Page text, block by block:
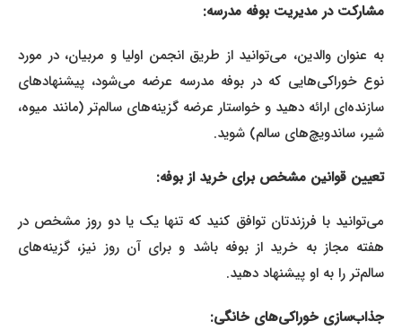
مشارکت در مدیریت بوفه مدرسه:
به عنوان والدین، می‌توانید از طریق انجمن اولیا و مربیان، در مورد
نوع خوراکی‌هایی که در بوفه مدرسه عرضه می‌شود، پیشنهادهای
سازنده‌ای ارائه دهید و خواستار عرضه گزینه‌های سالم‌تر (مانند میوه،
شیر، ساندویچ‌های سالم) شوید.
تعیین قوانین مشخص برای خرید از بوفه:
می‌توانید با فرزندتان توافق کنید که تنها یک یا دو روز مشخص در
هفته مجاز به خرید از بوفه باشد و برای آن روز نیز، گزینه‌های
سالم‌تر را به او پیشنهاد دهید.
جذاب‌سازی خوراکی‌های خانگی: